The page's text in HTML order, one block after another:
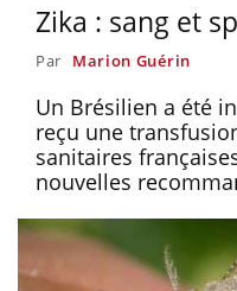
Zika : sang et
Par Marion Guérin
Un Brésilien a été
reçu une
sanitaires
nouvelles